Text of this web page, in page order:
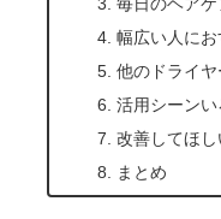
毎日のヘア
幅広い人に
他のドライ
活用シーンい
改善してほし
まとめ